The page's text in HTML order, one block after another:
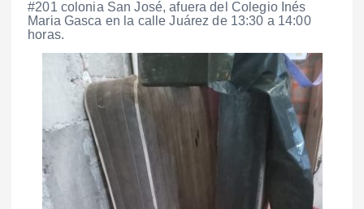
#201 colonia San José, afuera del Colegio Inés
Maria Gasca en la calle Juárez de 13:30 a 14:00
horas.